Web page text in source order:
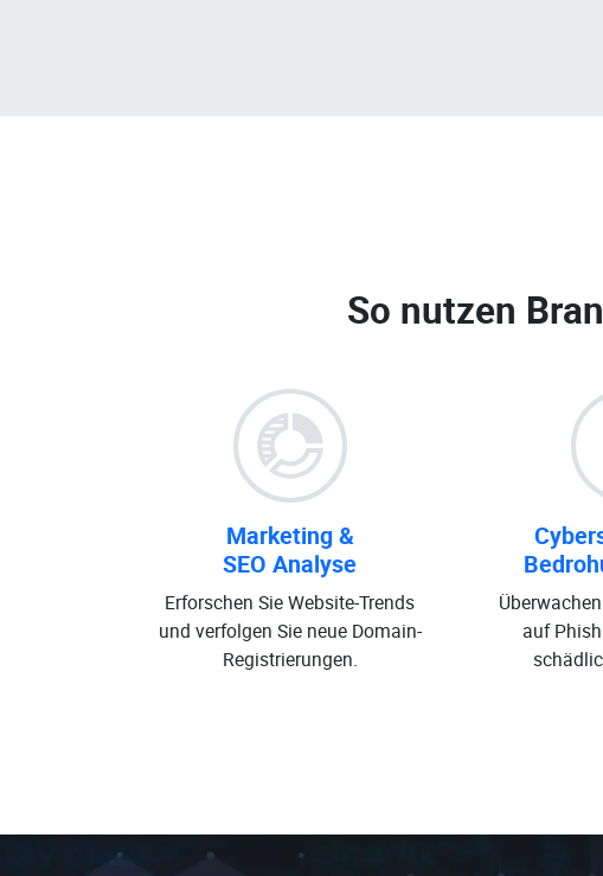
So nutzen
Marketing &
SEO Analyse
Erforschen Sie Website-Trends
und verfolgen Sie neue Domain-
Registrierungen.
auf